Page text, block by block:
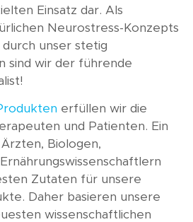
Einsatz dar. Als
Neurostress-Konzepts
durch unser stetig
sind wir der führende
erfüllen wir die
und Patienten. Ein
Biologen,
Zutaten für unsere
Daher basieren unsere
wissenschaftlichen